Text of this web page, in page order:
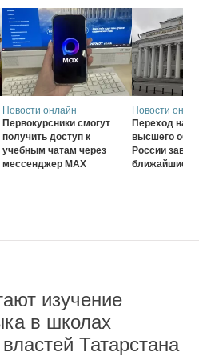
Новости онлайн
Первокурсники смогут
получить доступ к
учебным чатам через
мессенджер MAX
Новости онлайн
Переход на
высшего
России
ближайшие три
изучение
в школах
Татарстана